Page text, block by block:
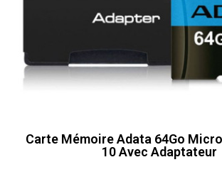
Carte Mémoire Adata 64Go
10 Avec Adaptateur